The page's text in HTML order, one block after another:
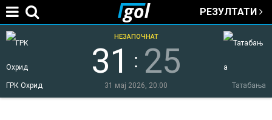
Jump to navigation
РЕЗУЛТАТИ
ГРК Охрид Татабања
31 : 25
НЕЗАПОЧНАТ
31 мај 2026, 20:00